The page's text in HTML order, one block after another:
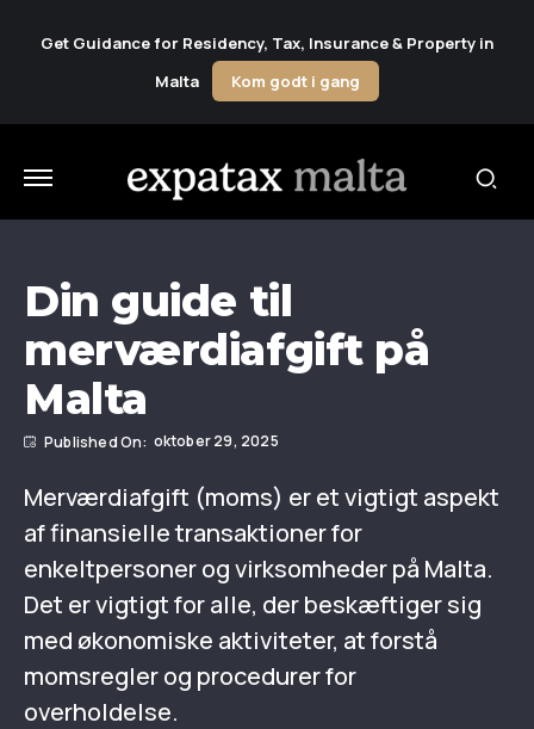
Get Guidance for Residency, Tax, Insurance & Property in
Malta
Kom godt i gang
Din guide til
merværdiafgift på
Malta
oktober 29, 2025
Merværdiafgift (moms) er et vigtigt aspekt
af finansielle transaktioner for
enkeltpersoner og virksomheder på Malta.
Det er vigtigt for alle, der beskæftiger sig
med økonomiske aktiviteter, at forstå
momsregler og procedurer for
overholdelse.